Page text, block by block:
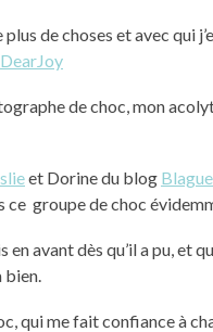
de choses et avec qui
DearJoy
de choc, mon
et Dorine du blog
ce groupe de choc
en avant dès qu’il a pu, et
bien.
qui me fait confiance à